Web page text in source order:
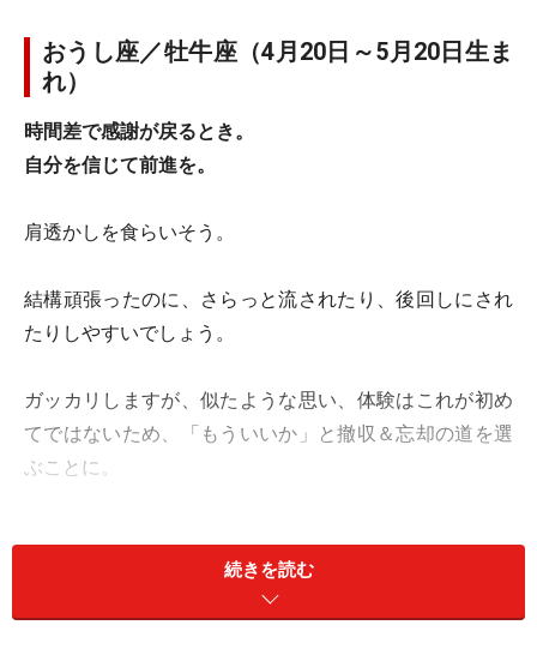
おうし座／牡牛座（4月20日～5月20日生ま
れ）
時間差で感謝が戻るとき。
自分を信じて前進を。
肩透かしを食らいそう。
結構頑張ったのに、さらっと流されたり、後回しにされ
たりしやすいでしょう。
ガッカリしますが、似たような思い、体験はこれが初め
てではないため、「もういいか」と撤収＆忘却の道を選
ぶことに。
きます。単に、今はそれどころではないというだけ。あ
なたの誠意や真心、努力や配慮は決して無にはなりませ
続きを読む